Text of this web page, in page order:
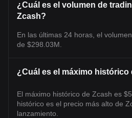
¿Cuál es el volumen de
Zcash?
En las últimas 24 horas, el
de $298.03M.
¿Cuál es el máximo histórico
El máximo histórico de Zcash es
histórico es el precio más alto de
lanzamiento.